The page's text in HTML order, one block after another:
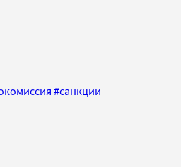
#санкции